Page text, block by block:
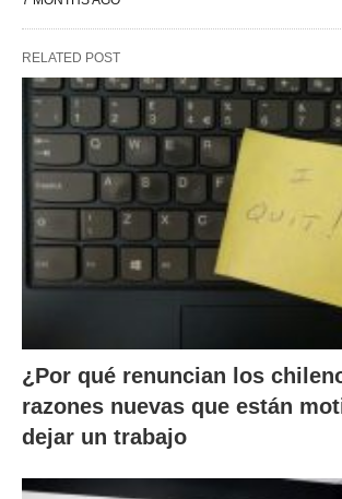
RELATED POST
¿Por qué renuncian los
razones nuevas que están
dejar un trabajo